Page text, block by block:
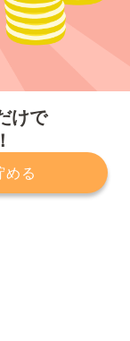
けで
める
営会社